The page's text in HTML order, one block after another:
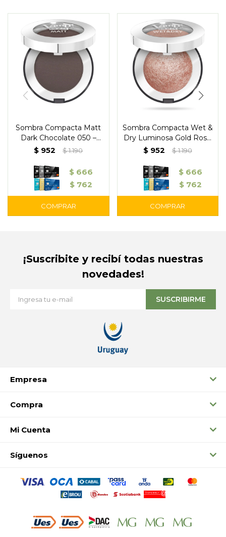
Sombra Compacta Matt
Dark Chocolate 050 –
Pupa
$ 952 $1.190
$ 666
$ 762
Sombra Compacta Wet &
Dry Luminosa Gold Rose
103 – Pupa
$ 952 $1.190
$ 666
$ 762
Empresa
Compra
Mi Cuenta
Síguenos
¡Suscribite y recibí todas nuestras
novedades!
SUSCRIBIRME